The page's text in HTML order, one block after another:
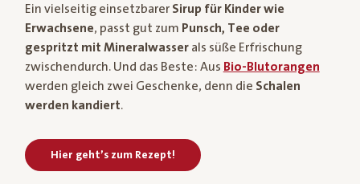
Ein vielseitig einsetzbarer Sirup für Kinder wie
Erwachsene, passt gut zum Punsch, Tee oder
gespritzt mit Mineralwasserals süße Erfrischung
zwischendurch. Und das Beste: Aus Bio-Blutorangen
werden gleich zwei Geschenke, denn die Schalen
werden kandiert.
Hier geht’s zum Rezept!